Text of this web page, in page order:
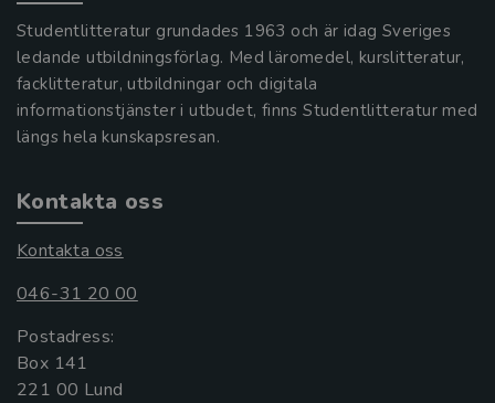
Studentlitteratur grundades 1963 och är idag Sveriges
ledande utbildningsförlag. Med läromedel, kurslitteratur,
facklitteratur, utbildningar och digitala
informationstjänster i utbudet, finns Studentlitteratur med
längs hela kunskapsresan.
Kontakta oss
Kontakta oss
046-31 20 00
Postadress:
Box 141
221 00 Lund